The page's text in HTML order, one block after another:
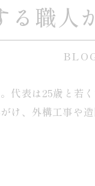
る職人
代表は25歳と若
け、外構工事や